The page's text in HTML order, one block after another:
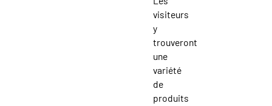
visiteurs
y
trouveront
une
variété
de
produits